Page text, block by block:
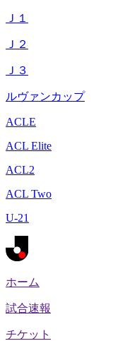
Ｊ１
Ｊ２
Ｊ３
ルヴァンカップ
ACLE
ACL Elite
ACL2
ACL Two
U-21
ホーム
試合速報
チケット